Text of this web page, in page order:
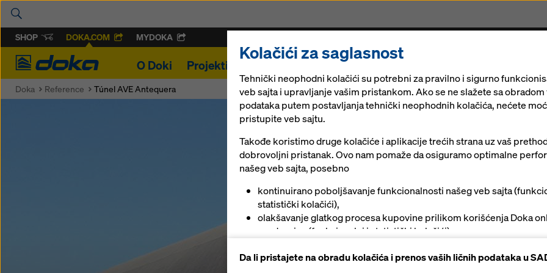
SHOP DOKA.COM MYDOKA
Doka
O Doki Projekti Digitalna rešenja
Doka Reference Túnel AVE Antequera
Kolačići za saglasnost
Tehnički neophodni kolačići su potrebni za pravilno i sigurno
veb sajta i upravljanje vašim pristankom. Ako se ne slažete sa obradom
podataka putem postavljanja tehnički neophodnih kolačića, nećete
pristupite veb sajtu.
Takođe koristimo druge kolačiće i aplikacije trećih strana uz vaš
dobrovoljni pristanak. Ovo nam pomaže da osiguramo optimalne
našeg veb sajta, posebno
kontinuirano poboljšavanje funkcionalnosti našeg veb sajta
statistički kolačići),
olakšavanje glatkog procesa kupovine prilikom korišćenja Doka
prodavnice (funkcionalni i statistički kolačići),
platformama (marketinški kolačići).
Da li pristajete na obradu kolačića i prenos vaših ličnih podataka u